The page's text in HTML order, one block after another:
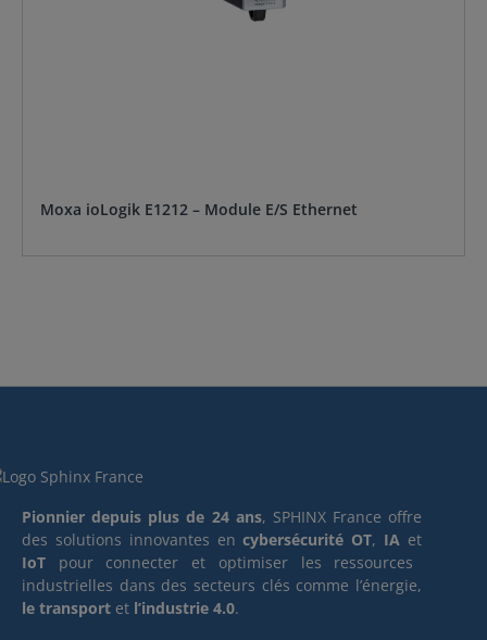
Moxa ioLogik E1212 – Module E/S Ethernet
Pionnier depuis plus de 24 ans, SPHINX France offre
des solutions innovantes encybersécurité OT, IA et
IoT pour connecter et optimiser les ressources
industrielles dans des secteurs clés comme l’énergie,
le transport et l’industrie 4.0.